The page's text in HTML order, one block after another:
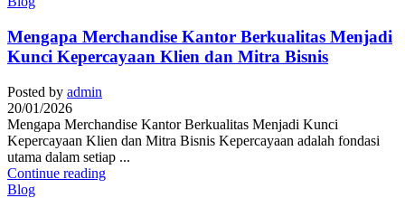
Mengapa Merchandise Kantor Berkualitas Menjadi
Kunci Kepercayaan Klien dan Mitra Bisnis
Posted by admin
20/01/2026
Mengapa Merchandise Kantor Berkualitas Menjadi Kunci
Kepercayaan Klien dan Mitra Bisnis Kepercayaan adalah fondasi
utama dalam setiap ...
Continue reading
Blog